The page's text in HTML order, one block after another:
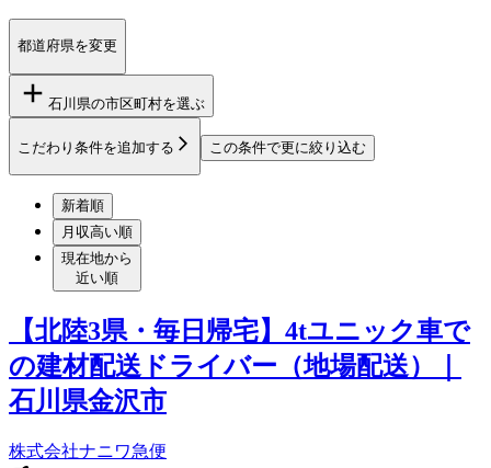
都道府県を変更
石川県の市区町村を選ぶ
こだわり条件を追加する この条件で更に絞り込む
新着順
月収高い順
現在地から
近い順
【北陸3県・毎日帰宅】4tユニック車で
の建材配送ドライバー（地場配送）｜
石川県金沢市
株式会社ナニワ急便